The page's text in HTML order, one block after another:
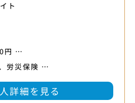
ト
円 …
労災保険 …
詳細を見る